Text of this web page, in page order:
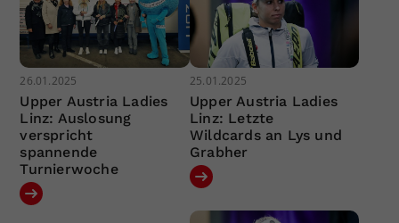
26.01.2025
Upper Austria Ladies
Linz: Auslosung
verspricht
spannende
Turnierwoche
25.01.2025
Upper Austria Ladies
Linz: Letzte
Wildcards an Lys und
Grabher